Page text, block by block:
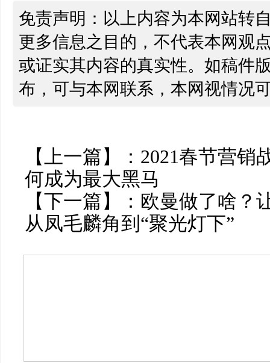
免责声明：以上内容为本网站转
更多信息之目的，不代表本网观
或证实其内容的真实性。如稿件
布，可与本网联系，本网视情况
【上一篇】： 2021春节营销
何成为最大黑马
【下一篇】： 欧曼做了啥？
从凤毛麟角到“聚光灯下”